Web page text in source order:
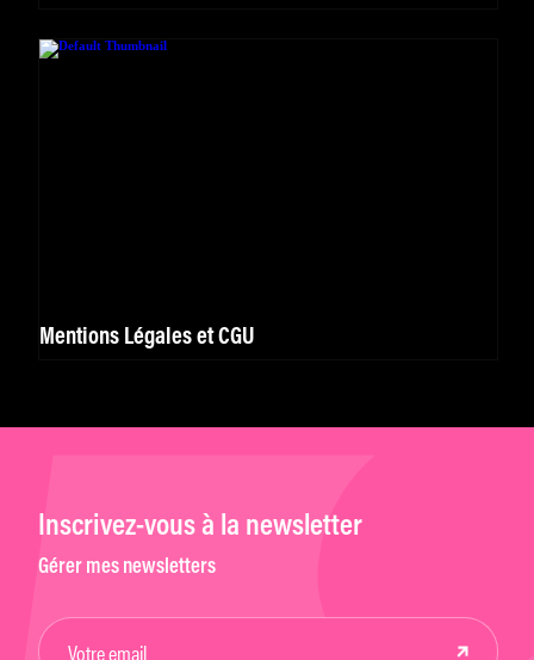
Mentions Légales et CGU
Inscrivez-vous à la newsletter
Gérer mes newsletters